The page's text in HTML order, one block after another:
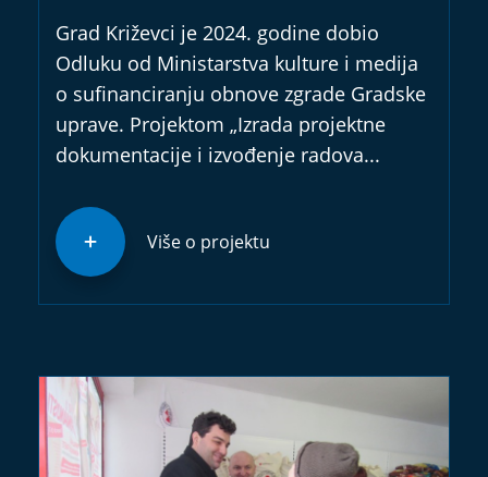
Grad Križevci je 2024. godine dobio
Odluku od Ministarstva kulture i medija
o sufinanciranju obnove zgrade Gradske
uprave. Projektom „Izrada projektne
dokumentacije i izvođenje radova...
Više o projektu